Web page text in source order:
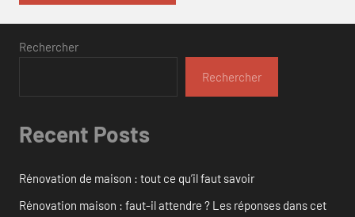
Rechercher
Rechercher
Recent Posts
Rénovation de maison : tout ce qu’il faut savoir
Rénovation maison : faut-il attendre ? Les réponses dans cet